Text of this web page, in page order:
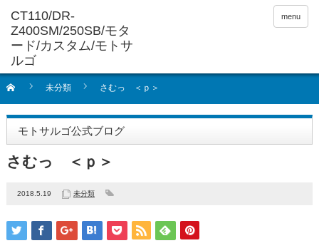
menu
未分類 さむっ ＜ｐ＞
モトサルゴ公式ブログ
さむっ ＜ｐ＞
2018.5.19 未分類